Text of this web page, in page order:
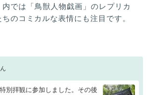
では「鳥獣人物戯画」のレプリカ
のコミカルな表情にも注目です。
別拝観に参加しました。その後